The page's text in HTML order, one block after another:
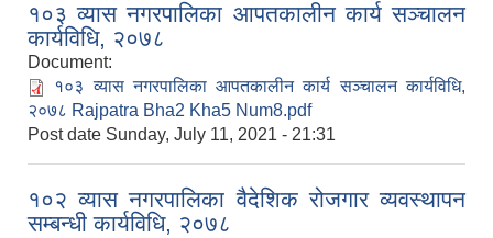
१०३ व्यास नगरपालिका आपतकालीन कार्य सञ्चालन
कार्यविधि, २०७८
Document:
१०३ व्यास नगरपालिका आपतकालीन कार्य सञ्चालन कार्यविधि,
२०७८ Rajpatra Bha2 Kha5 Num8.pdf
Post date Sunday, July 11, 2021 - 21:31
१०२ व्यास नगरपालिका वैदेशिक रोजगार व्यवस्थापन
सम्बन्धी कार्यविधि, २०७८